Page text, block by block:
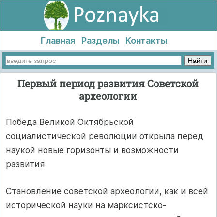
Главная Разделы Контакты
Первый период развития Советской
археологии
Победа Великой Октябрьской
социалистической революции открыла перед
наукой новые горизонты и возможности
развития.
Становление советской археологии, как и всей
исторической науки на марксистско-